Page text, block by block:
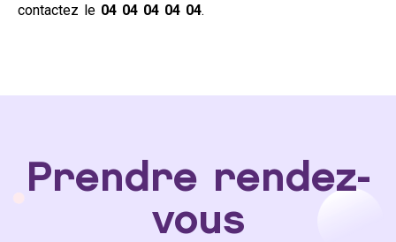
contactez le 04 04 04 04 04.
Prendre rendez-
vous